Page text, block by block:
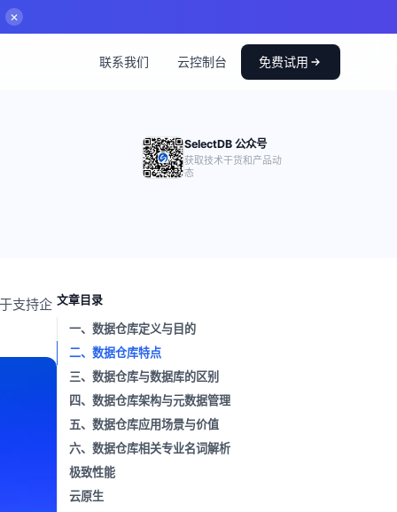
✕
联系我们 云控制台 免费试用
SelectDB 公众号
获取技术干货和产品动
态
支持企 文章目录
一、数据仓库定义与目的
二、数据仓库特点
三、数据仓库与数据库的区别
四、数据仓库架构与元数据管理
五、数据仓库应用场景与价值
六、数据仓库相关专业名词解析
极致性能
云原生